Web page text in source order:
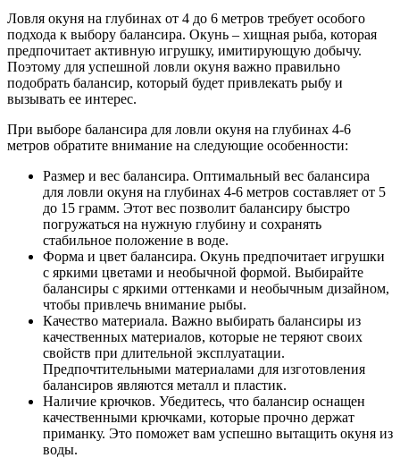
Ловля окуня на глубинах от 4 до 6 метров требует особого
подхода к выбору балансира. Окунь – хищная рыба, которая
предпочитает активную игрушку, имитирующую добычу.
Поэтому для успешной ловли окуня важно правильно
подобрать балансир, который будет привлекать рыбу и
вызывать ее интерес.
При выборе балансира для ловли окуня на глубинах 4-6
метров обратите внимание на следующие особенности:
Размер и вес балансира. Оптимальный вес балансира
для ловли окуня на глубинах 4-6 метров составляет от 5
до 15 грамм. Этот вес позволит балансиру быстро
погружаться на нужную глубину и сохранять
стабильное положение в воде.
Форма и цвет балансира. Окунь предпочитает игрушки
с яркими цветами и необычной формой. Выбирайте
балансиры с яркими оттенками и необычным дизайном,
чтобы привлечь внимание рыбы.
Качество материала. Важно выбирать балансиры из
качественных материалов, которые не теряют своих
свойств при длительной эксплуатации.
Предпочтительными материалами для изготовления
балансиров являются металл и пластик.
Наличие крючков. Убедитесь, что балансир оснащен
качественными крючками, которые прочно держат
приманку. Это поможет вам успешно вытащить окуня из
воды.